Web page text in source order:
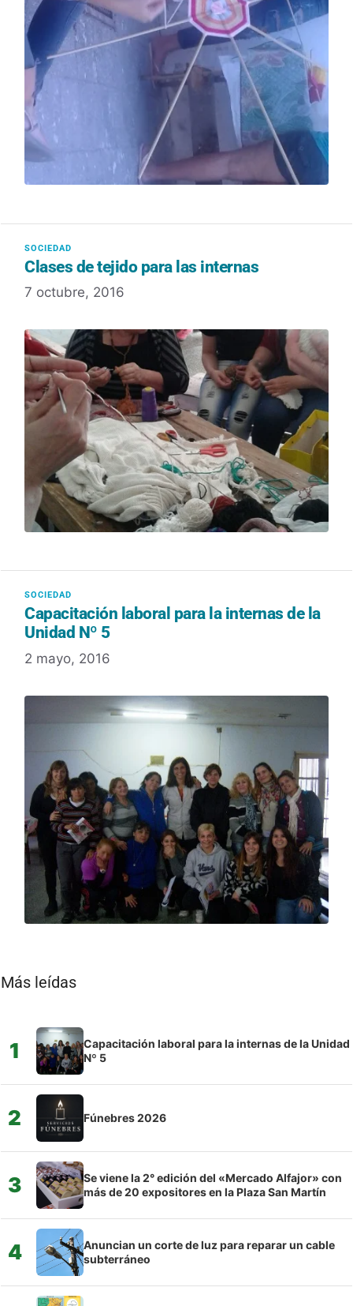
Clases de tejido para las internas
7 octubre, 2016
Capacitación laboral para la internas de la
Unidad Nº 5
2 mayo, 2016
Más leídas
1
Capacitación laboral para la internas de la Unidad
Nº 5
2 Fúnebres 2026
3
Se viene la 2° edición del «Mercado Alfajor» con
más de 20 expositores en la Plaza San Martín
4
Anuncian un corte de luz para reparar un cable
subterráneo